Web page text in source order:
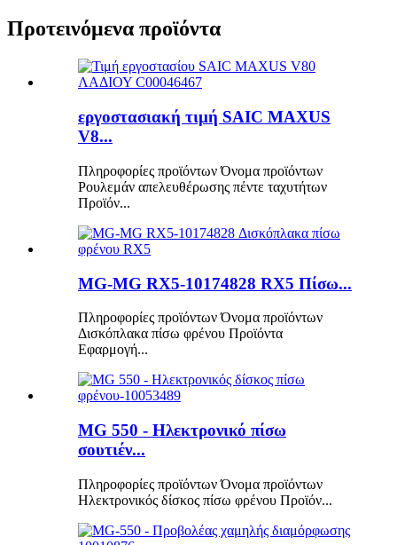
Προτεινόμενα προϊόντα
εργοστασιακή τιμή SAIC MAXUS
V8...
Πληροφορίες προϊόντων Όνομα προϊόντων
Ρουλεμάν απελευθέρωσης πέντε ταχυτήτων
Προϊόν...
MG-MG RX5-10174828 RX5 Πίσω...
Πληροφορίες προϊόντων Όνομα προϊόντων
Δισκόπλακα πίσω φρένου Προϊόντα
Εφαρμογή...
MG 550 - Ηλεκτρονικό πίσω
σουτιέν...
Πληροφορίες προϊόντων Όνομα προϊόντων
Ηλεκτρονικός δίσκος πίσω φρένου Προϊόν...